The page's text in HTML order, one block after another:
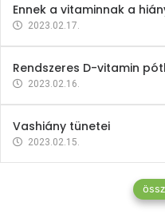
Ennek a vitaminnak a
2023.02.17.
Rendszeres D-vitamin
2023.02.16.
Vashiány tünetei
2023.02.15.